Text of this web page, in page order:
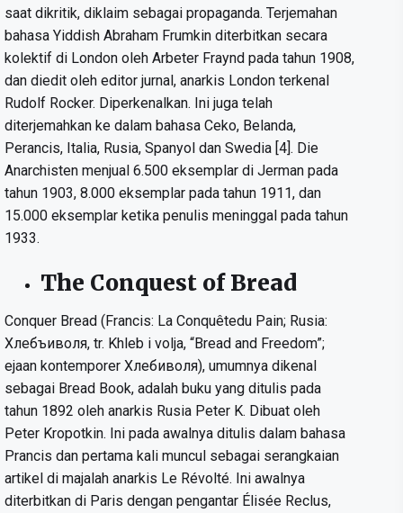
saat dikritik, diklaim sebagai propaganda. Terjemahan
bahasa Yiddish Abraham Frumkin diterbitkan secara
kolektif di London oleh Arbeter Fraynd pada tahun 1908,
dan diedit oleh editor jurnal, anarkis London terkenal
Rudolf Rocker. Diperkenalkan. Ini juga telah
diterjemahkan ke dalam bahasa Ceko, Belanda,
Perancis, Italia, Rusia, Spanyol dan Swedia [4]. Die
Anarchisten menjual 6.500 eksemplar di Jerman pada
tahun 1903, 8.000 eksemplar pada tahun 1911, dan
15.000 eksemplar ketika penulis meninggal pada tahun
1933.
The Conquest of Bread
Conquer Bread (Francis: La Conquêtedu Pain; Rusia:
Хлeбъиволя, tr. Khleb i volja, “Bread and Freedom”;
ejaan kontemporer Хлебиволя), umumnya dikenal
sebagai Bread Book, adalah buku yang ditulis pada
tahun 1892 oleh anarkis Rusia Peter K. Dibuat oleh
Peter Kropotkin. Ini pada awalnya ditulis dalam bahasa
Prancis dan pertama kali muncul sebagai serangkaian
artikel di majalah anarkis Le Révolté. Ini awalnya
diterbitkan di Paris dengan pengantar Élisée Reclus,